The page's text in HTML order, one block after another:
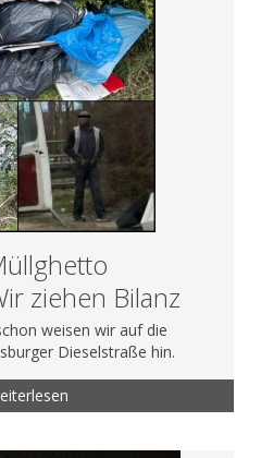
ziehen Bilanz
weisen wir auf die
Dieselstraße hin.